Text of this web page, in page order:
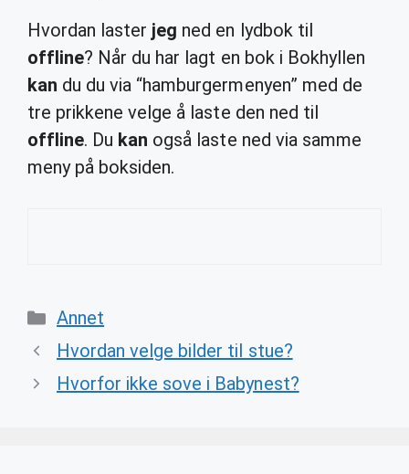
Hvordan laster jeg ned en lydbok til
offline? Når du har lagt en bok i Bokhyllen
kan du du via “hamburgermenyen” med de
tre prikkene velge å laste den ned til
offline. Du kan også laste ned via samme
meny på boksiden.
Categories
Annet
Hvordan velge bilder til stue?
Hvorfor ikke sove i Babynest?